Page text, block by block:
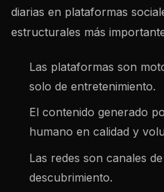
diarias en plataformas
estructurales más
Las plataformas son
solo de entretenimiento.
El contenido generado
humano en calidad y
Las redes son canales
descubrimiento.